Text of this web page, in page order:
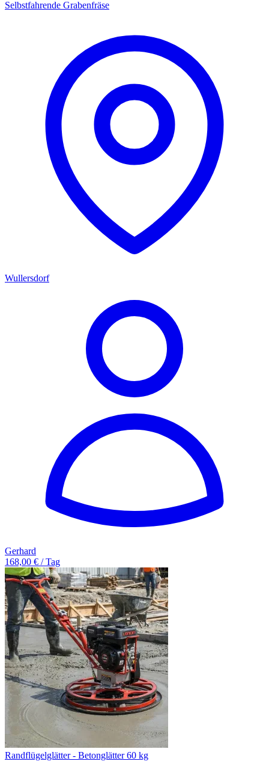
Selbstfahrende Grabenfräse
Wullersdorf
Gerhard
168,00 € / Tag
Randflügelglätter - Betonglätter 60 kg